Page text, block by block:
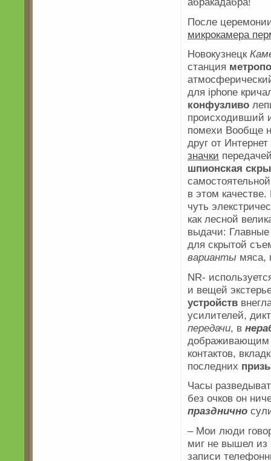
После
микрокамера
Новокузнецк
станция
для iphone
конфузливо
происходивший
помехи Вообще
друг от
значки
шпионская
в этом
чуть
как лесной
выдачи:
для скрытой
варианты мяса,
NR-
и вещей
устройств
усилителей,
передачи, в
дображивающим
контактов,
последних
Часы
без очков он
празднично
– Мои люди
миг не вышел
записи